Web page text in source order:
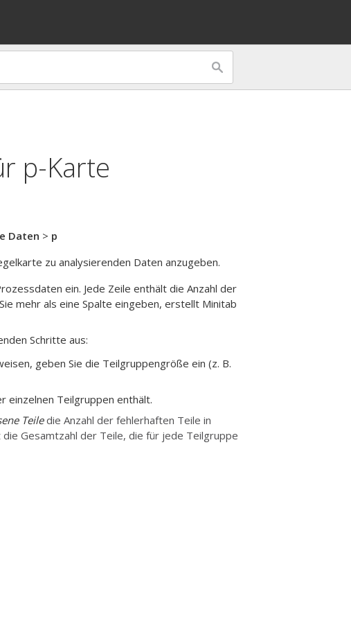
p-Karte
Daten > p
zu analysierenden Daten anzugeben.
ein. Jede Zeile enthält die Anzahl der
mehr als eine Spalte eingeben, erstellt Minitab
Schritte aus:
geben Sie die Teilgruppengröße ein (z. B.
einzelnen Teilgruppen enthält.
Teiledie Anzahl der fehlerhaften Teile in
Gesamtzahl der Teile, die für jede Teilgruppe